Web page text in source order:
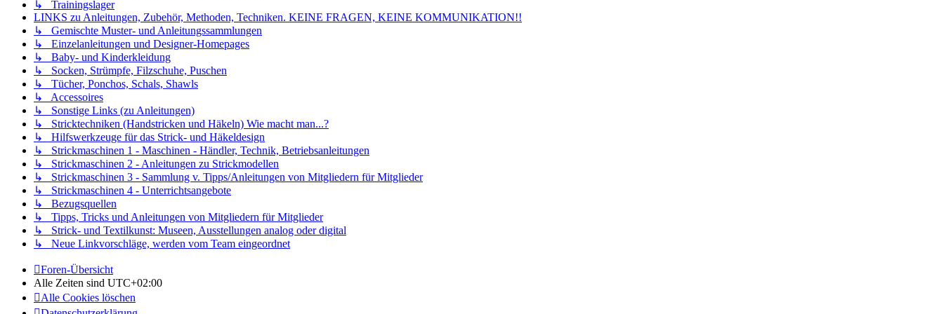
↳ Trainingslager
LINKS zu Anleitungen, Zubehör, Methoden, Techniken. KEINE FRAGEN, KEINE KOMMUNIKATION!!
↳ Gemischte Muster- und Anleitungssammlungen
↳ Einzelanleitungen und Designer-Homepages
↳ Baby- und Kinderkleidung
↳ Socken, Strümpfe, Filzschuhe, Puschen
↳ Tücher, Ponchos, Schals, Shawls
↳ Accessoires
↳ Sonstige Links (zu Anleitungen)
↳ Stricktechniken (Handstricken und Häkeln) Wie macht man...?
↳ Hilfswerkzeuge für das Strick- und Häkeldesign
↳ Strickmaschinen 1 - Maschinen - Händler, Technik, Betriebsanleitungen
↳ Strickmaschinen 2 - Anleitungen zu Strickmodellen
↳ Strickmaschinen 3 - Sammlung v. Tipps/Anleitungen von Mitgliedern für Mitglieder
↳ Strickmaschinen 4 - Unterrichtsangebote
↳ Bezugsquellen
↳ Tipps, Tricks und Anleitungen von Mitgliedern für Mitglieder
↳ Strick- und Textilkunst: Museen, Ausstellungen analog oder digital
↳ Neue Linkvorschläge, werden vom Team eingeordnet
Foren-Übersicht
Alle Zeiten sind UTC+02:00
Alle Cookies löschen